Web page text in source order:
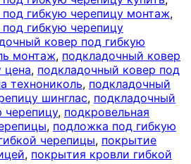
гибкую черепицу монтаж,
гибкую черепицу
ковер под гибкую
монтаж, подкладочный ковер
цена, подкладочный ковер под
технониколь, подкладочный
шинглас, подкладочный
черепицу, подкровельная
, подложка под гибкую
черепицы, покрытие
, покрытия кровли гибкой